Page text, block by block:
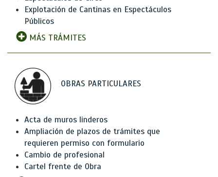
Explotación de Cantinas en Espectáculos
Públicos
MÁS TRÁMITES
OBRAS PARTICULARES
Acta de muros linderos
Ampliación de plazos de trámites que
requieren permiso con formulario
Cambio de profesional
Cartel frente de Obra